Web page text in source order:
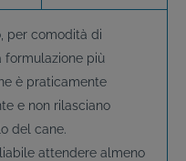
per comodità di
formulazione più
è praticamente
e non rilasciano
del cane.
attendere almeno